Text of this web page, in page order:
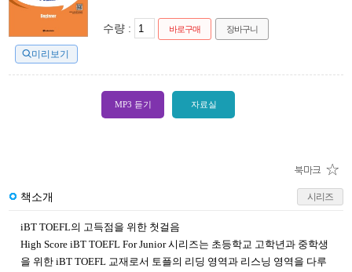
미리보기
수량 : 바로구매 장바구니
MP3 듣기 자료실
책소개 시리즈
iBT TOEFL의 고득점을 위한 첫걸음
High Score iBT TOEFL For Junior 시리즈는 초등학교 고학년과 중학생
을 위한 iBT TOEFL 교재로서 토플의 리딩 영역과 리스닝 영역을 다루